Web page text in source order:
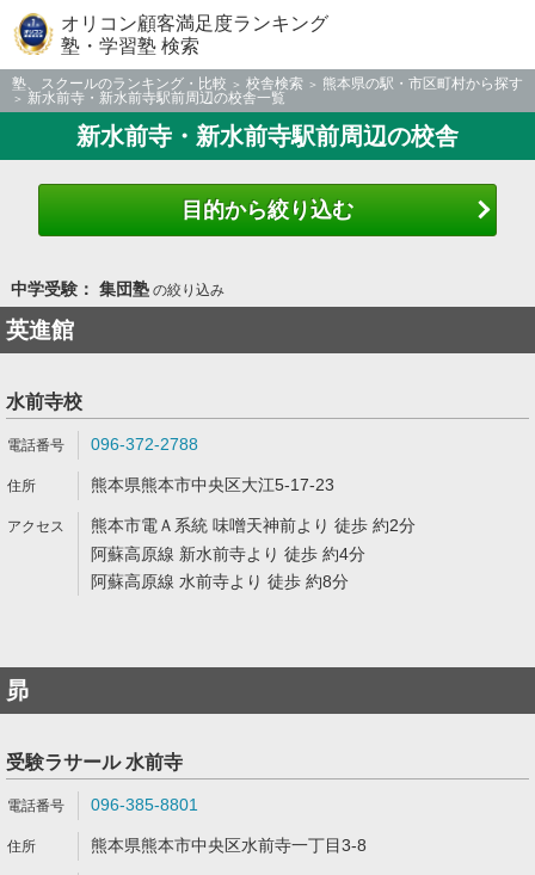
オリコン顧客満足度ランキング
塾・学習塾 検索
塾、スクールのランキング・比較 校舎検索
熊本県の駅・市区町村から探す
新水前寺・新水前寺駅前周辺の校舎一覧
新水前寺・新水前寺駅前周辺の校舎
目的から絞り込む
中学受験： 集団塾の絞り込み
英進館
水前寺校
096-372-2788
熊本県熊本市中央区大江5-17-23
熊本市電Ａ系統 味噌天神前より 徒歩 約2分
阿蘇高原線 新水前寺より 徒歩 約4分
阿蘇高原線 水前寺より 徒歩 約8分
昴
受験ラサール 水前寺
096-385-8801
熊本県熊本市中央区水前寺一丁目3-8